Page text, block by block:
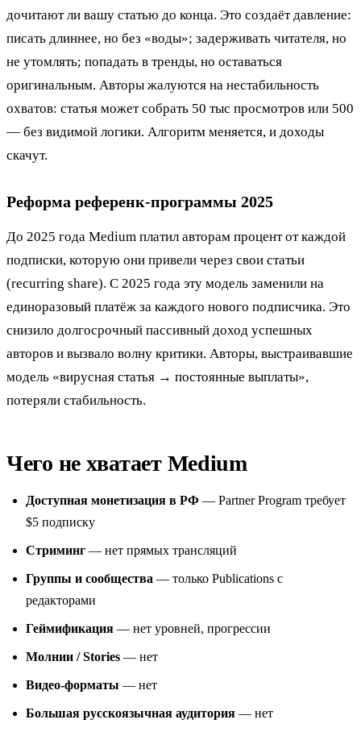
дочитают ли вашу статью до конца. Это создаёт давление:
писать длиннее, но без «воды»; задерживать читателя, но
не утомлять; попадать в тренды, но оставаться
оригинальным. Авторы жалуются на нестабильность
охватов: статья может собрать 50 тыс просмотров или 500
— без видимой логики. Алгоритм меняется, и доходы
скачут.
Реформа референк-программы 2025
До 2025 года Medium платил авторам процент от каждой
подписки, которую они привели через свои статьи
(recurring share). С 2025 года эту модель заменили на
единоразовый платёж за каждого нового подписчика. Это
снизило долгосрочный пассивный доход успешных
авторов и вызвало волну критики. Авторы, выстраивавшие
модель «вирусная статья → постоянные выплаты»,
потеряли стабильность.
Чего не хватает Medium
Доступная монетизация в РФ — Partner Program требует
$5 подписку
Стриминг — нет прямых трансляций
Группы и сообщества — только Publications с
редакторами
Геймификация — нет уровней, прогрессии
Молнии / Stories — нет
Видео-форматы — нет
Большая русскоязычная аудитория — нет